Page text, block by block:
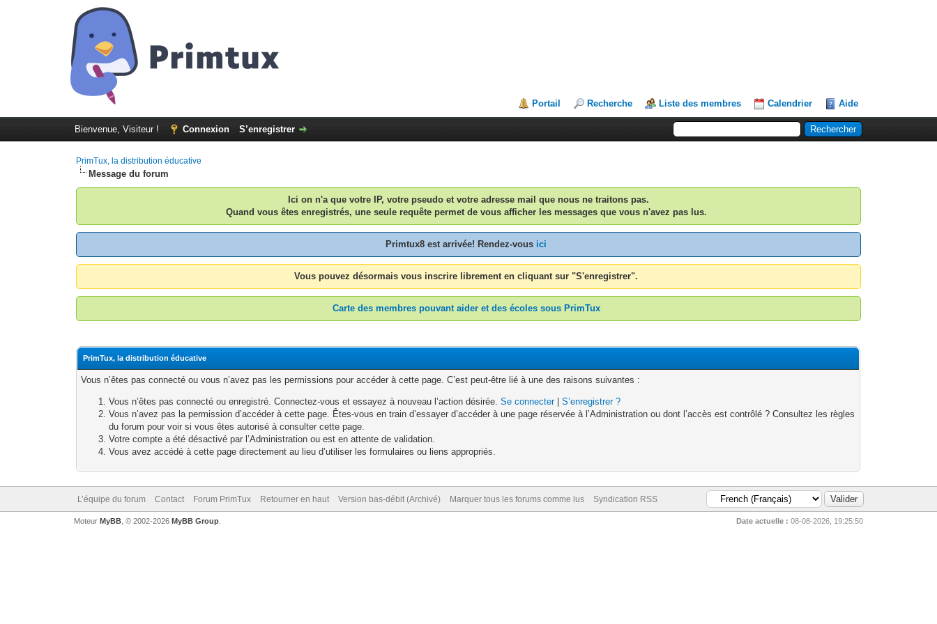
Portail Recherche Liste des membres Calendrier Aide
Bienvenue, Visiteur ! Connexion S’enregistrer
PrimTux, la distribution éducative
Message du forum
Ici on n'a que votre IP, votre pseudo et votre adresse mail que nous ne traitons pas.
Quand vous êtes enregistrés, une seule requête permet de vous afficher les messages que vous n'avez pas lus.
Primtux8 est arrivée! Rendez-vous ici
Vous pouvez désormais vous inscrire librement en cliquant sur "S'enregistrer".
Carte des membres pouvant aider et des écoles sous PrimTux
PrimTux, la distribution éducative
Vous n’êtes pas connecté ou vous n’avez pas les permissions pour accéder à cette page. C’est peut-être lié à une des raisons suivantes :
Vous n’êtes pas connecté ou enregistré. Connectez-vous et essayez à nouveau l’action désirée.Se connecter|S’enregistrer ?
Vous n’avez pas la permission d’accéder à cette page. Êtes-vous en train d’essayer d’accéder à une page réservée à l’Administration ou dont l’accès est contrôlé ? Consultez les règles
du forum pour voir si vous êtes autorisé à consulter cette page.
Votre compte a été désactivé par l’Administration ou est en attente de validation.
Vous avez accédé à cette page directement au lieu d’utiliser les formulaires ou liens appropriés.
L’équipe du forum Contact Forum PrimTux Retourner en haut Version bas-débit (Archivé) Marquer tous les forums comme lus Syndication RSS
Date actuelle : 08-08-2026, 19:25:50
Moteur MyBB, © 2002-2026 MyBB Group.